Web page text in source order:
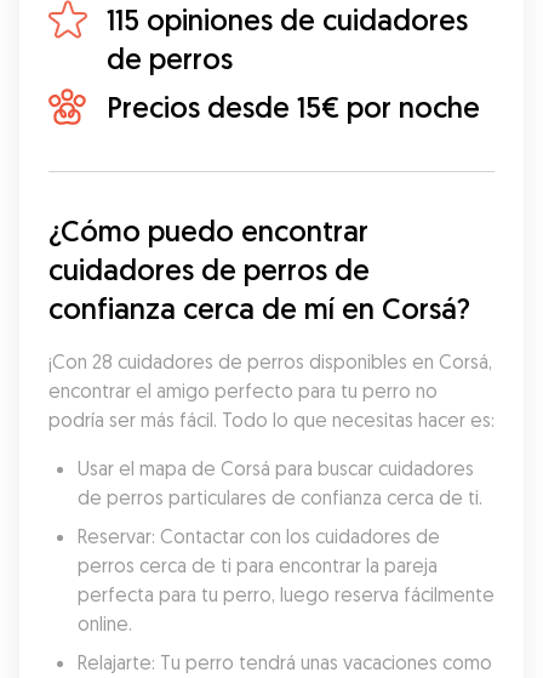
115 opiniones de cuidadores
de perros
Precios desde 15€ por noche
¿Cómo puedo encontrar
cuidadores de perros de
confianza cerca de mí en Corsá?
¡Con 28 cuidadores de perros disponibles en Corsá,
encontrar el amigo perfecto para tu perro no
podría ser más fácil. Todo lo que necesitas hacer es:
Usar el mapa de Corsá para buscar cuidadores
de perros particulares de confianza cerca de ti.
Reservar: Contactar con los cuidadores de
perros cerca de ti para encontrar la pareja
perfecta para tu perro, luego reserva fácilmente
online.
Relajarte: Tu perro tendrá unas vacaciones como